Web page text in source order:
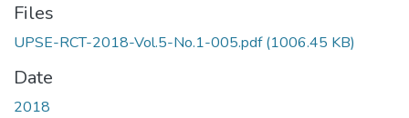
Files
UPSE-RCT-2018-Vol.5-No.1-005.pdf(1006.45 KB)
Date
2018